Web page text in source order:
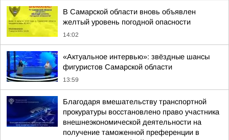
В Самарской области вновь объявлен
желтый уровень погодной опасности
14:02
«Актуальное интервью»: звёздные шансы
фигуристов Самарской области
13:59
Благодаря вмешательству транспортной
прокуратуры восстановлено право участника
внешнеэкономической деятельности на
получение таможенной преференции в